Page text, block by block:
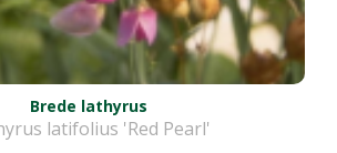
Brede lathyrus
latifolius 'Red Pearl'